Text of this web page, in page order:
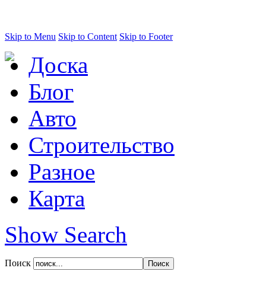
Skip to Menu Skip to Content Skip to Footer
Доска
Блог
Авто
Строительство
Разное
Карта
Show Search
Поиск